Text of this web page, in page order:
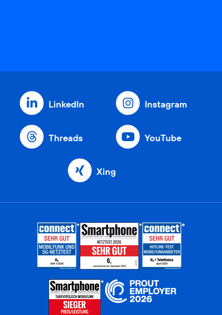
LinkedIn Instagram
Threads YouTube
Xing